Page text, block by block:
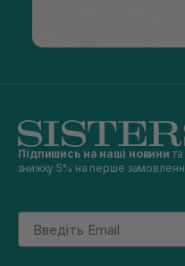
Підпишись на наші новини
знижку 5% на перше
Email